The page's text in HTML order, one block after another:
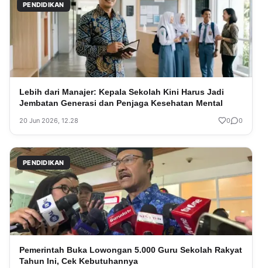
PENDIDIKAN
Lebih dari Manajer: Kepala Sekolah Kini Harus Jadi
Jembatan Generasi dan Penjaga Kesehatan Mental
20 Jun 2026, 12.28 0 0
PENDIDIKAN
Pemerintah Buka Lowongan 5.000 Guru Sekolah Rakyat
Tahun Ini, Cek Kebutuhannya